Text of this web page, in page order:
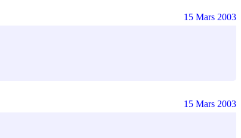
15 Mars 2003
15 Mars 2003